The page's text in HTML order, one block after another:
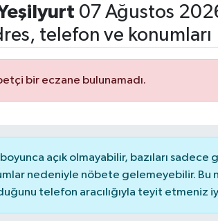
07 Ağustos
telefon ve konumları
bir eczane bulunamadı.
açık olmayabilir, bazıları sadece
nedeniyle nöbete gelemeyebilir. Bu
telefon aracılığıyla teyit etmeniz